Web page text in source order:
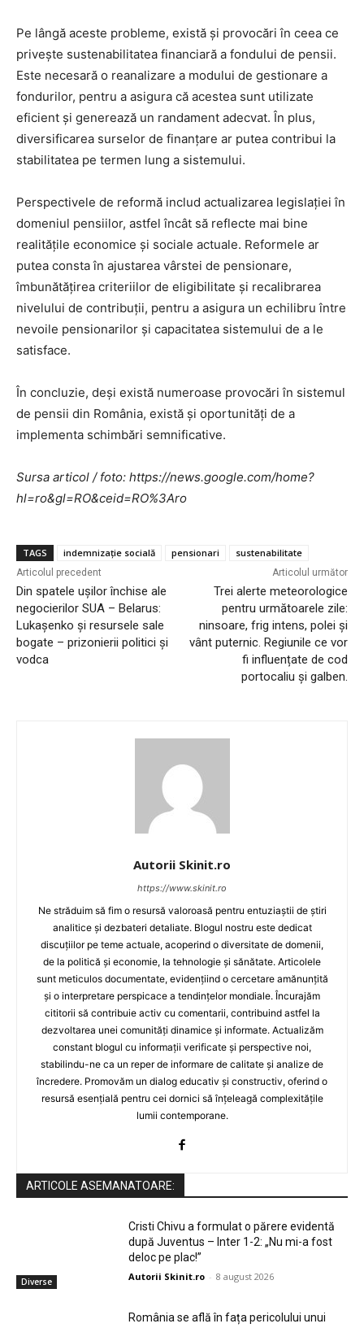
Pe lângă aceste probleme, există și provocări în ceea ce
privește sustenabilitatea financiară a fondului de pensii.
Este necesară o reanalizare a modului de gestionare a
fondurilor, pentru a asigura că acestea sunt utilizate
eficient și generează un randament adecvat. În plus,
diversificarea surselor de finanțare ar putea contribui la
stabilitatea pe termen lung a sistemului.
Perspectivele de reformă includ actualizarea legislației în
domeniul pensiilor, astfel încât să reflecte mai bine
realitățile economice și sociale actuale. Reformele ar
putea consta în ajustarea vârstei de pensionare,
îmbunătățirea criteriilor de eligibilitate și recalibrarea
nivelului de contribuții, pentru a asigura un echilibru între
nevoile pensionarilor și capacitatea sistemului de a le
satisface.
În concluzie, deși există numeroase provocări în sistemul
de pensii din România, există și oportunități de a
implementa schimbări semnificative.
Sursa articol / foto: https://news.google.com/home?
hl=ro&gl=RO&ceid=RO%3Aro
TAGS indemnizație socială pensionari sustenabilitate
Articolul precedent
Din spatele ușilor închise ale
negocierilor SUA – Belarus:
Lukașenko și resursele sale
bogate – prizonierii politici și
vodca
Articolul următor
Trei alerte meteorologice
pentru următoarele zile:
ninsoare, frig intens, polei și
vânt puternic. Regiunile ce vor
fi influențate de cod
portocaliu și galben.
Autorii Skinit.ro
https://www.skinit.ro
Ne străduim să fim o resursă valoroasă pentru entuziaștii de știri
analitice și dezbateri detaliate. Blogul nostru este dedicat
discuțiilor pe teme actuale, acoperind o diversitate de domenii,
de la politică și economie, la tehnologie și sănătate. Articolele
sunt meticulos documentate, evidențiind o cercetare amănunțită
și o interpretare perspicace a tendințelor mondiale. Încurajăm
cititorii să contribuie activ cu comentarii, contribuind astfel la
dezvoltarea unei comunități dinamice și informate. Actualizăm
constant blogul cu informații verificate și perspective noi,
stabilindu-ne ca un reper de informare de calitate și analize de
încredere. Promovăm un dialog educativ și constructiv, oferind o
resursă esențială pentru cei dornici să înțeleagă complexitățile
lumii contemporane.
ARTICOLE ASEMANATOARE:
Diverse
Cristi Chivu a formulat o părere evidentă
după Juventus – Inter 1-2: „Nu mi-a fost
deloc pe plac!”
Autorii Skinit.ro - 8 august 2026
România se află în fața pericolului unui